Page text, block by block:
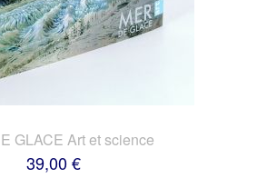
GLACE Art et science
39,00 €